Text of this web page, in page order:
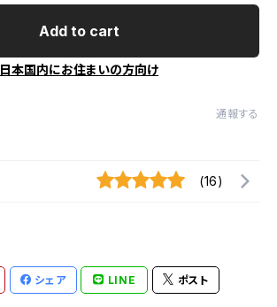
Add to cart
日本国内にお住まいの方向け
通報する
(16)
シェア LINE ポスト